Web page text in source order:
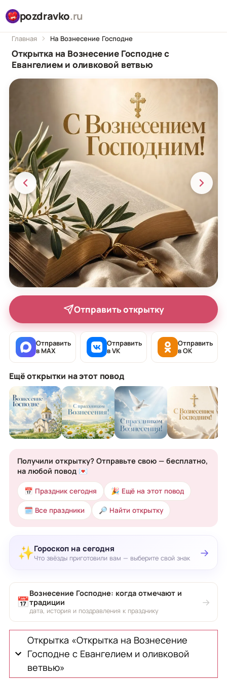
pozdravko.ru
Главная На Вознесение Господне
Открытка на Вознесение Господне с
Евангелием и оливковой ветвью
Отправить открытку
Отправить
в MAX
Отправить
в VK
Отправить
в OK
Ещё открытки на этот повод
Получили открытку? Отправьте свою — бесплатно,
на любой повод 💌
📅 Праздник сегодня 🎉 Ещё на этот повод
🗓 Все праздники 🔎 Найти открытку
✨Гороскоп на сегодня
Что звёзды приготовили вам — выберите свой знак →
📅
Вознесение Господне: когда отмечают и
традиции
дата, история и поздравления к празднику
→
Открытка «Открытка на Вознесение
Господне с Евангелием и оливковой
ветвью»